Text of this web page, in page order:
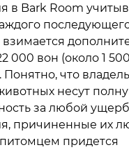
в Bark Room
взимается
000 вон (около 1
Понятно, что
несут
за любой
причиненные их
придется